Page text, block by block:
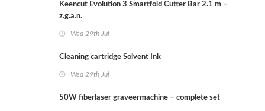
Keencut Evolution 3 Smartfold Cutter Bar 2.1 m –
z.g.a.n.
Wed 29th Jul
Cleaning cartridge Solvent Ink
Wed 29th Jul
50W fiberlaser graveermachine – complete set